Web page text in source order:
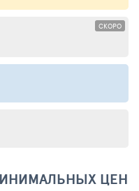
СКОРО
ЦЕН